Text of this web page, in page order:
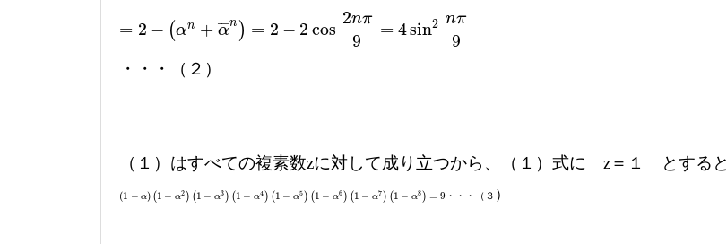
= 2 − (αn + α
¯¯
¯ n ) = 2 − 2 cos
2nπ
9
= 4sin2 nπ
9
=2 − (αn+α¯ n) =2−2 cos2 nπ 9 =4sin2nπ 9
・・・（２）
（１）はすべての複素数zに対して成り立つから、（１）式に z＝１ とすると
(1 − α) (1 − α2 ) (1 − α3 ) (1 − α4 ) (1 − α5 ) (1 − α6 ) (1 − α7 ) (1 − α8 ) = 9
(1 −α )(1 −α 2) 1− α 3)( 1− α4 ) 1− α5 )(1 − α6 )( 1−α 7 )(1− α8) = 9 ・・・（３ ）